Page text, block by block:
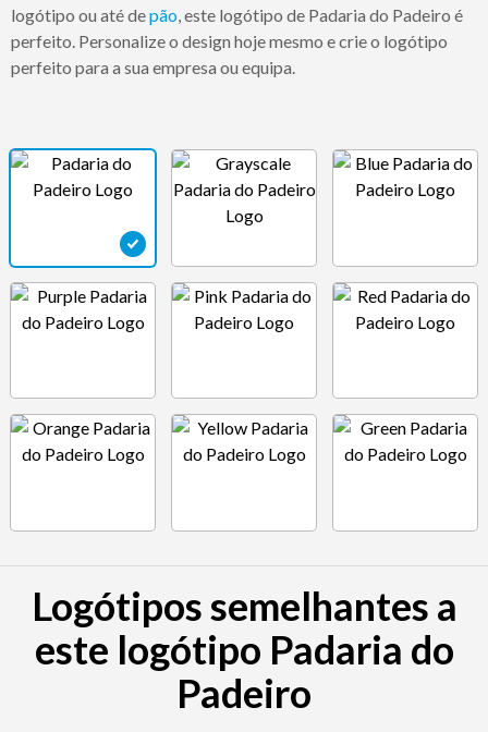
logótipo ou até depão, este logótipo de Padaria do Padeiro é
perfeito. Personalize o design hoje mesmo e crie o logótipo
perfeito para a sua empresa ou equipa.
Logótipos semelhantes a
este logótipo Padaria do
Padeiro